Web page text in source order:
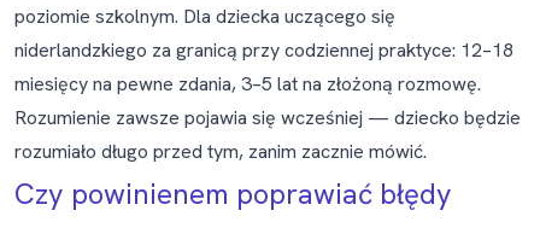
poziomie szkolnym. Dla dziecka uczącego się
niderlandzkiego za granicą przy codziennej praktyce: 12–18
miesięcy na pewne zdania, 3–5 lat na złożoną rozmowę.
Rozumienie zawsze pojawia się wcześniej — dziecko będzie
rozumiało długo przed tym, zanim zacznie mówić.
Czy powinienem poprawiać błędy